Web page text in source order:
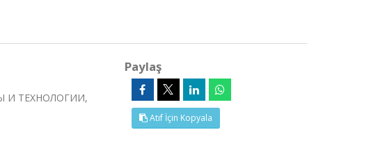
И ТЕХНОЛОГИИ,
Paylaş
Atıf İçin Kopyala